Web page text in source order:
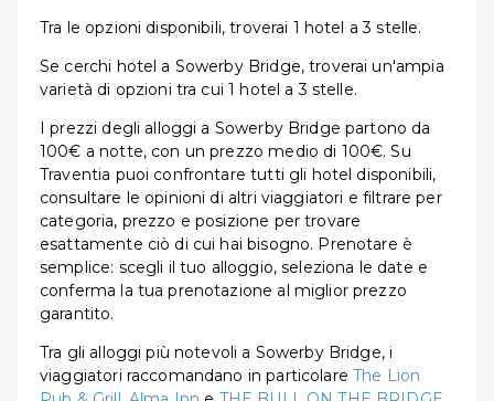
Tra le opzioni disponibili, troverai 1 hotel a 3 stelle.
Se cerchi hotel a Sowerby Bridge, troverai un'ampia
varietà di opzioni tra cui 1 hotel a 3 stelle.
I prezzi degli alloggi a Sowerby Bridge partono da
100€ a notte, con un prezzo medio di 100€. Su
Traventia puoi confrontare tutti gli hotel disponibili,
consultare le opinioni di altri viaggiatori e filtrare per
categoria, prezzo e posizione per trovare
esattamente ciò di cui hai bisogno. Prenotare è
semplice: scegli il tuo alloggio, seleziona le date e
conferma la tua prenotazione al miglior prezzo
garantito.
Tra gli alloggi più notevoli a Sowerby Bridge, i
viaggiatori raccomandano in particolareThe Lion